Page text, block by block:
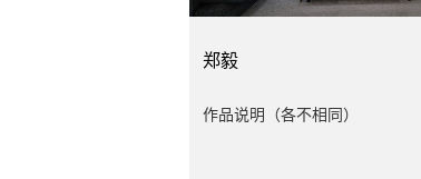
郑毅
作品说明（各不相同）